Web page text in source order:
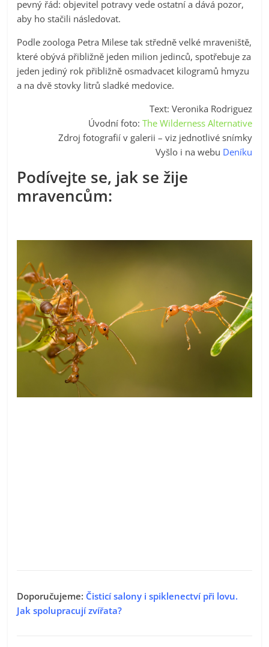
pevný řád: objevitel potravy vede ostatní a dává pozor,
aby ho stačili následovat.
Podle zoologa Petra Milese tak středně velké mraveniště,
které obývá přibližně jeden milion jedinců, spotřebuje za
jeden jediný rok přibližně osmadvacet kilogramů hmyzu
a na dvě stovky litrů sladké medovice.
Text: Veronika Rodriguez
Úvodní foto: The Wilderness Alternative
Zdroj fotografií v galerii – viz jednotlivé snímky
Vyšlo i na webu Deníku
Podívejte se, jak se žije
mravencům:
Doporučujeme: Čisticí salony i spiklenectví při lovu.
Jak spolupracují zvířata?